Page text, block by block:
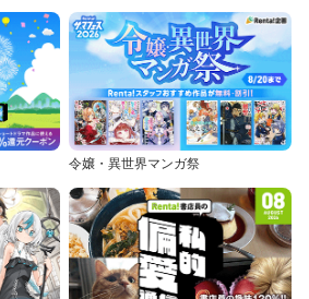
令嬢・異世界マンガ祭